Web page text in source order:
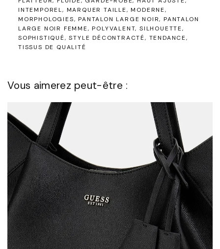
INTEMPOREL MARQUER TAILLE
MODERNE
MORPHOLOGIES
PANTALON LARGE NOIR PANTALON
LARGE NOIR FEMME
POLYVALENT SILHOUETTE
SOPHISTIQUÉ
STYLE DÉCONTRACTÉ TENDANCE
TISSUS DE QUALITÉ
Vous aimerez peut-être :